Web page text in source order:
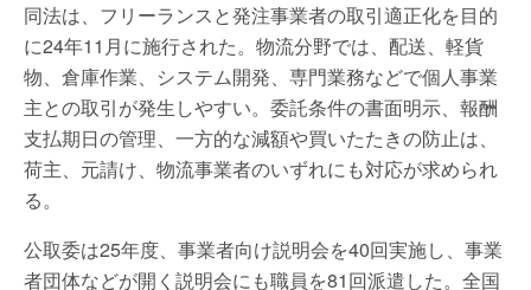
同法は、フリーランスと発注事業者の取引適正化を目的
に24年11月に施行された。物流分野では、配送、軽貨
物、倉庫作業、システム開発、専門業務などで個人事業
主との取引が発生しやすい。委託条件の書面明示、報酬
支払期日の管理、一方的な減額や買いたたきの防止は、
荷主、元請け、物流事業者のいずれにも対応が求められ
る。
公取委は25年度、事業者向け説明会を40回実施し、事業
者団体などが開く説明会にも職員を81回派遣した。全国